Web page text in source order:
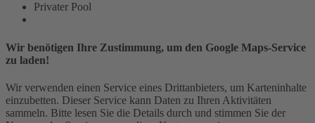
Privater Pool
Wir benötigen Ihre Zustimmung, um den Google Maps-Service
zu laden!
Wir verwenden einen Service eines Drittanbieters, um Karteninhalte
einzubetten. Dieser Service kann Daten zu Ihren Aktivitäten
sammeln. Bitte lesen Sie die Details durch und stimmen Sie der